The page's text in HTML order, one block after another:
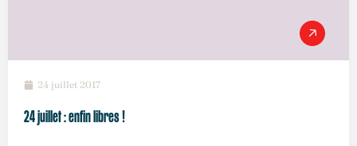
24 juillet 2017
24 juillet : enfin libres !